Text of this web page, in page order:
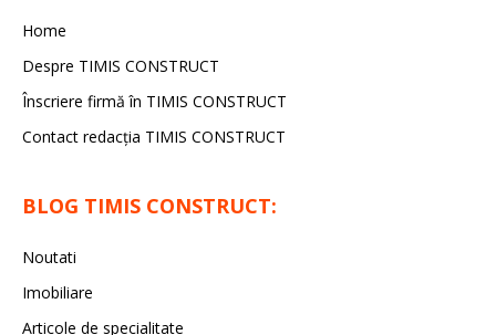
Home
Despre TIMIS CONSTRUCT
Înscriere firmă în TIMIS CONSTRUCT
Contact redacția TIMIS CONSTRUCT
BLOG TIMIS CONSTRUCT:
Noutati
Imobiliare
Articole de specialitate